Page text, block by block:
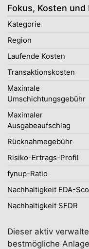
Fokus, Kosten
Kategorie
Region
Laufende Kosten
Transaktionskosten
Maximale
Umschichtungsgebühr
Maximaler
Ausgabeaufschlag
Rücknahmegebühr
Risiko-Ertrags-Profil
fynup-Ratio
Nachhaltigkeit EDA-
Nachhaltigkeit SFDR
Dieser aktiv
bestmögliche